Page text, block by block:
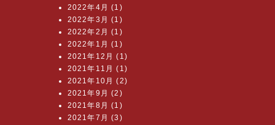
2022年4月 (1)
2022年3月 (1)
2022年2月 (1)
2022年1月 (1)
2021年12月 (1)
2021年11月 (1)
2021年10月 (2)
2021年9月 (2)
2021年8月 (1)
2021年7月 (3)